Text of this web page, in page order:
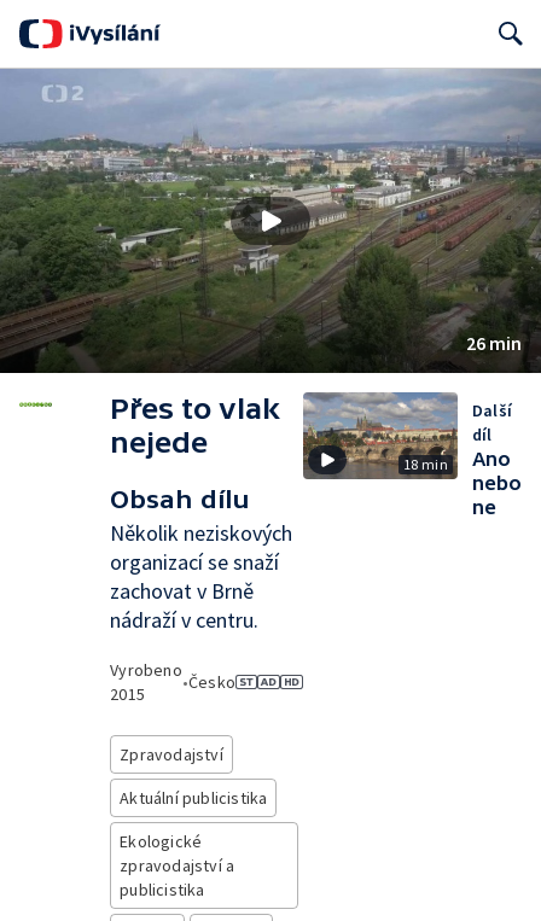
Search
26 min
Přes to vlak
nejede
Obsah dílu
Několik neziskových
organizací se snaží
zachovat v Brně
nádraží v centru.
Vyrobeno
2015
•Česko
Zpravodajství
Aktuální publicistika
Ekologické
zpravodajství a
publicistika
18 min
Další
díl
Ano
nebo
ne